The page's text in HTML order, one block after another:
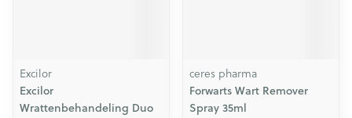
Excilor
Excilor
Wrattenbehandeling Duo
ceres pharma
Forwarts Wart Remover
Spray 35ml